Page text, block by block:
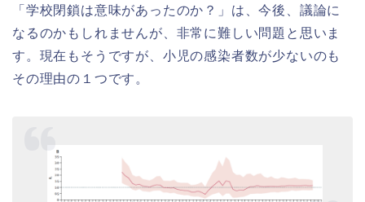
「学校閉鎖は意味があったのか？」は、今後、議論に
なるのかもしれませんが、非常に難しい問題と思いま
す。現在もそうですが、小児の感染者数が少ないのも
その理由の１つです。